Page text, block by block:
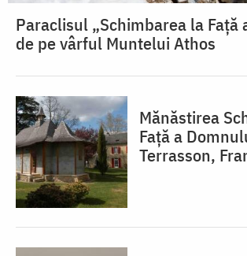
Paraclisul „Schimbarea la Față
de pe vârful Muntelui Athos
Mănăstirea
Față a
Terrasson,